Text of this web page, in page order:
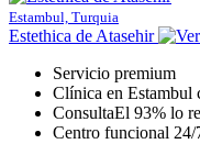
Estambul, Turquia
Estethica de Atasehir
Servicio premium
Clínica en Estambul
ConsultaEl 93% lo
Centro funcional 24/